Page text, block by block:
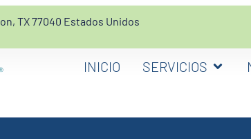
TX 77040 Estados Unidos
INICIO SERVICIOS